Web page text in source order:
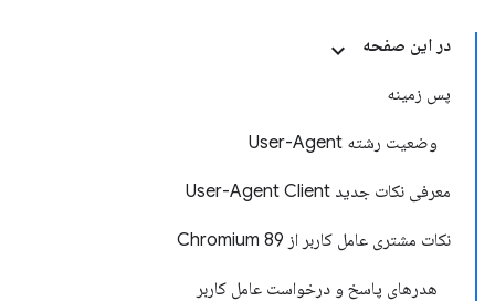
در این صفحه
پس زمینه
وضعیت رشته User-Agent
معرفی نکات جدید User-Agent Client
نکات مشتری عامل کاربر از Chromium 89
هدرهای پاسخ و درخواست عامل کاربر